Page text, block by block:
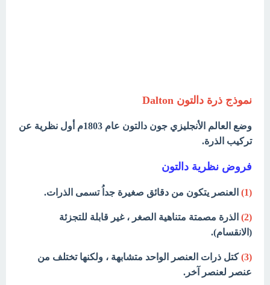
نموذج ذرة دالتون Dalton
وضع العالم الأنجليزي جون دالتون عام 1803م أول نظرية عن
تركيب الذرة.
فروض نظرية دالتون
(1) العنصر يتكون من دقائق صغيرة جداُ تسمى الذرات.
(2)
الذرة مصمتة متناهية الصغر ، غير قابلة للتجزئة
(الانقسام).
(3)
كتل ذرات العنصر الواحد متشابهة ، ولكنها تختلف من
عنصر لعنصر آخر.